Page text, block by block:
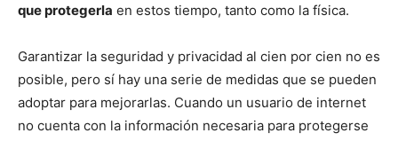
que protegerla en estos tiempo, tanto como la física.
Garantizar la seguridad y privacidad al cien por cien no es
posible, pero sí hay una serie de medidas que se pueden
adoptar para mejorarlas. Cuando un usuario de internet
no cuenta con la información necesaria para protegerse